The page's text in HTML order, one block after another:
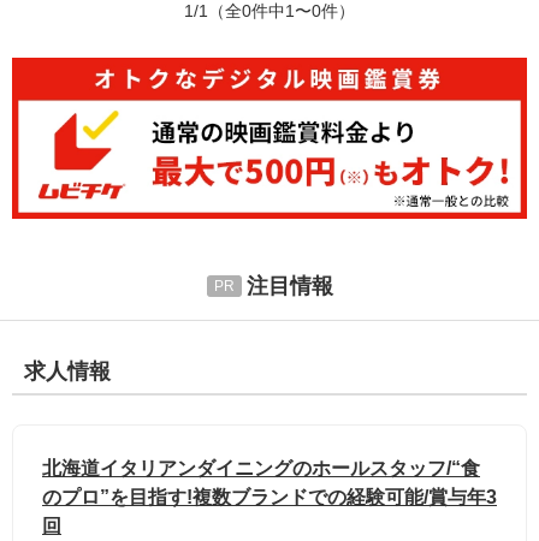
1/1 （全0件中1〜0件）
注目情報
求人情報
北海道イタリアンダイニングのホールスタッフ/“食
のプロ”を目指す!複数ブランドでの経験可能/賞与年3
回